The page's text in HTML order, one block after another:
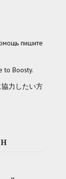
пишите
to Boosty.
力したい方